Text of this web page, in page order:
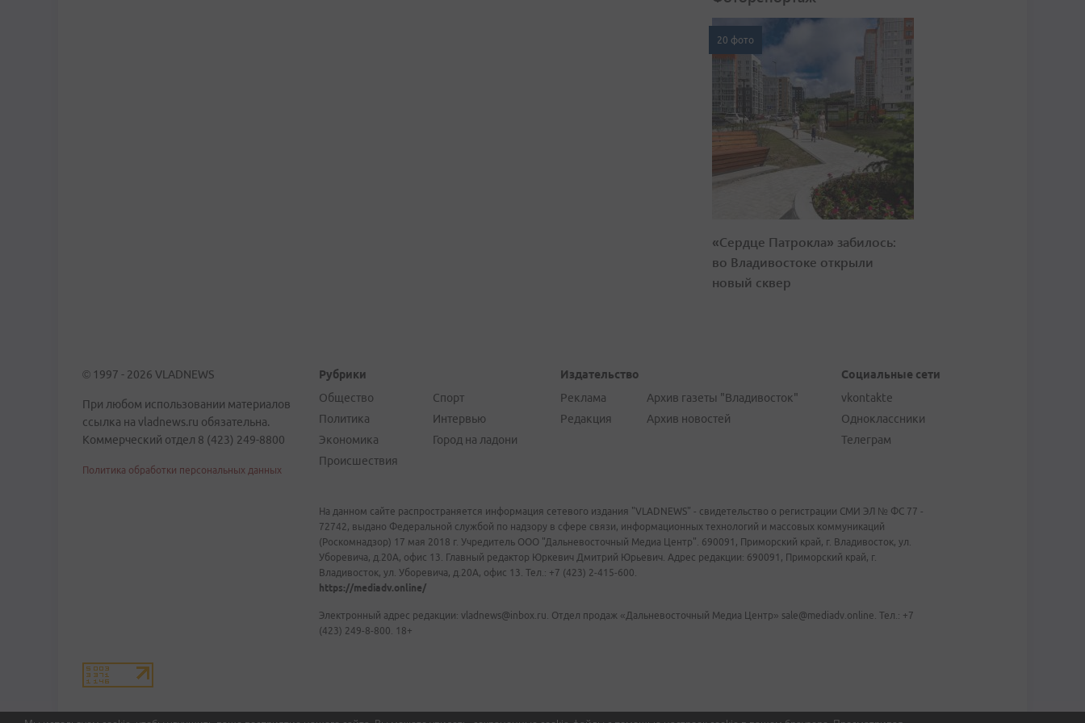
20 фото
«Сердце Патрокла» забилось:
во Владивостоке открыли
новый сквер
© 1997 - 2026 VLADNEWS
При любом использовании материалов
ссылка на vladnews.ru обязательна.
Коммерческий отдел 8 (423) 249-8800
Политика обработки персональных данных
Рубрики
Общество
Политика
Экономика
Происшествия
Спорт
Интервью
Город на ладони
Издательство
Реклама
Редакция
Архив газеты "Владивосток"
Архив новостей
Социальные сети
vkontakte
Одноклассники
Телеграм
На данном сайте распространяется информация сетевого издания "VLADNEWS" - свидетельство о регистрации СМИ ЭЛ № ФС 77 -
72742, выдано Федеральной службой по надзору в сфере связи, информационных технологий и массовых коммуникаций
(Роскомнадзор) 17 мая 2018 г. Учредитель ООО "Дальневосточный Медиа Центр". 690091, Приморский край, г. Владивосток, ул.
Уборевича, д.20А, офис 13. Главный редактор Юркевич Дмитрий Юрьевич. Адрес редакции: 690091, Приморский край, г.
Владивосток, ул. Уборевича, д.20А, офис 13. Тел.: +7 (423) 2-415-600.
https://mediadv.online/
Электронный адрес редакции: vladnews@inbox.ru. Отдел продаж «Дальневосточный Медиа Центр» sale@mediadv.online. Тел.: +7
(423) 249-8-800. 18+